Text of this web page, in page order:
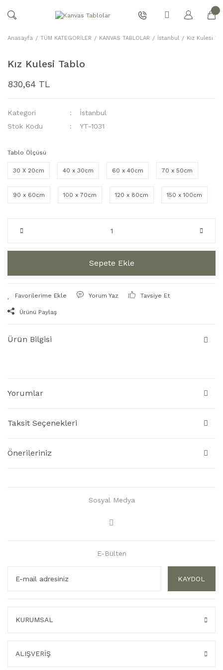
Anasayfa TÜM KATEGORİLER KANVAS TABLOLAR İstanbul Kız Kulesi
Kız Kulesi Tablo
830,64 TL
Kategori
İstanbul
Stok Kodu
YT-1031
Tablo Ölçüsü
30 X 20cm 40 x 30cm 60 x 40cm 70 x 50cm
90 x 60cm 100 x 70cm 120 x 80cm 150 x 100cm
Sepete Ekle
Yorum Yaz Tavsiye Et
Ürünü Paylaş
Ürün Bilgisi
Yorumlar
Taksit Seçenekleri
Önerileriniz
Sosyal Medya
E-Bülten
KAYDOL
KURUMSAL
ALIŞVERİŞ